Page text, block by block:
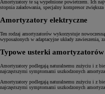
Amortyzatory te są wypełnione powietrzem. Ich
stopnia załadowania, specjalny kompresor
Amortyzatory elektryczne
Ten rodzaj amortyzatorów wykorzystuje
wyposażonych w adaptacyjne układy zawieszenia,
Typowe usterki amortyzatorów
Amortyzatory podlegają naturalnemu zużyciu i z
najczęstszymi symptomami uszkodzonych
Amortyzatory podlegają naturalnemu zużyciu i z
najczęstszymi symptomami uszkodzonych